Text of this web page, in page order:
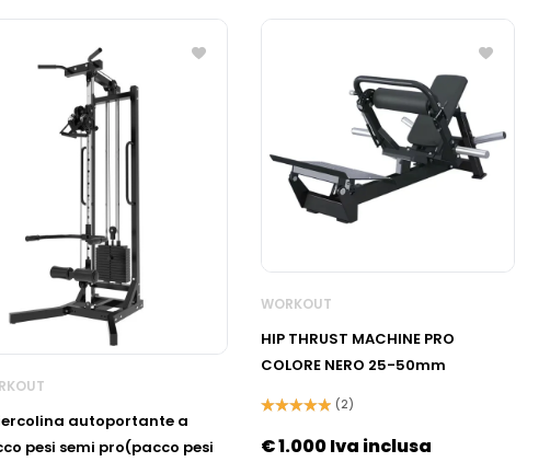
autoportante a
pesi semi pro(pacco pesi
WORKOUT
HIP THRUST MACHINE PRO
COLORE NERO 25-50mm
5.00 su 5
(2)
€1.000Iva inclusa